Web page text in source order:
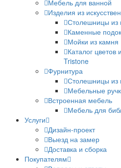
Мебель для ванной
Изделия из
Столешницы из
Каменные
Мойки из камня
Каталог цветов
Tristone
Фурнитура
Столешницы из
Мебельные
Встроенная мебель
Мебель для
Услуги
Дизайн-проект
Выезд на замер
Доставка и сборка
Покупателям